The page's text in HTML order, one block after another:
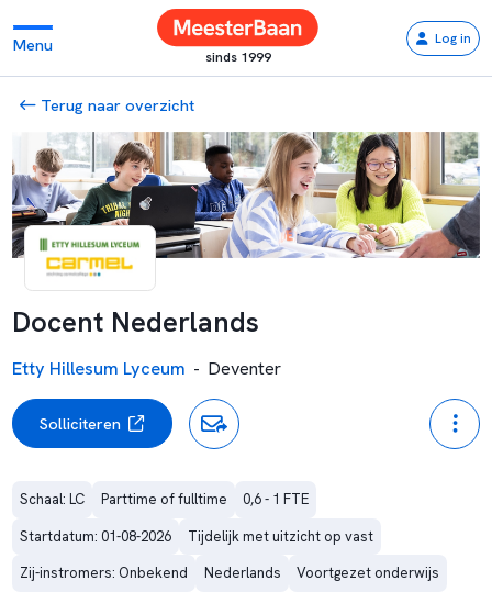
Menu
sinds 1999
Log in
Terug naar overzicht
Docent Nederlands
Etty Hillesum Lyceum - Deventer
Solliciteren
Schaal: LC Parttime of fulltime
0,6 - 1 FTE
Startdatum: 01-08-2026
Tijdelijk met uitzicht op vast
Zij-instromers: Onbekend
Nederlands
Voortgezet onderwijs